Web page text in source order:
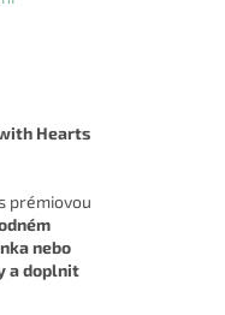
Hearts
prémiovou
nebo
a doplnit